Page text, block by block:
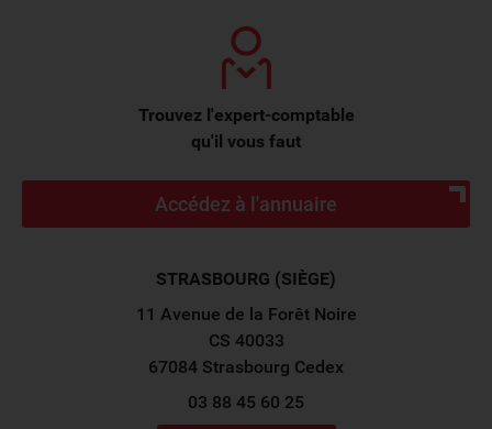
Trouvez l'expert-comptable
qu'il vous faut
Accédez à l'annuaire
STRASBOURG (SIÈGE)
11 Avenue de la Forêt Noire
CS 40033
67084 Strasbourg Cedex
03 88 45 60 25